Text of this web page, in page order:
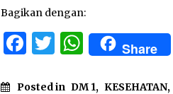
Bagikan dengan:
Facebook
TwitterShare
Posted in DM 1, KESEHATAN,